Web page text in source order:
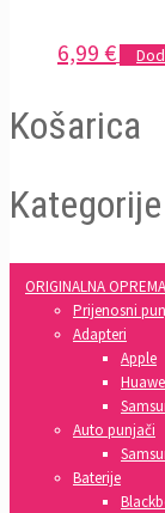
6,99 €
Košarica
ORIGINALNA
Prijenosni
Adapteri
Apple
Auto punjači
Baterije